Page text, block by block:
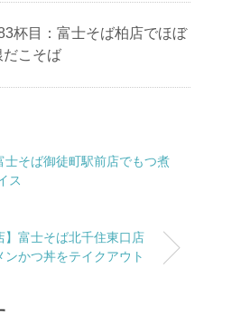
杯目：富士そば柏店でほぼ
だこそば
士そば御徒町駅前店でもつ煮
ス
】富士そば北千住東口店
ンかつ丼をテイクアウト